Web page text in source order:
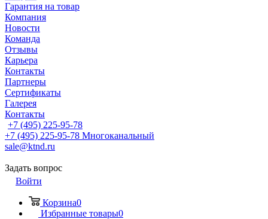
Гарантия на товар
Компания
Новости
Команда
Отзывы
Карьера
Контакты
Партнеры
Сертификаты
Галерея
Контакты
+7 (495) 225-95-78
+7 (495) 225-95-78 Многоканальный
sale@ktnd.ru
Задать вопрос
Войти
Корзина0
Избранные товары0